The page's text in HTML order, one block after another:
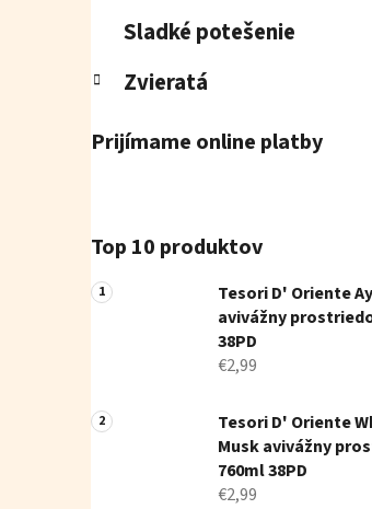
Sladké potešenie
Zvieratá
Prijímame online platby
Top 10 produktov
Tesori D' Oriente
avivážny
38PD
€2,99
Tesori D' Oriente
Musk avivážny
760ml 38PD
€2,99